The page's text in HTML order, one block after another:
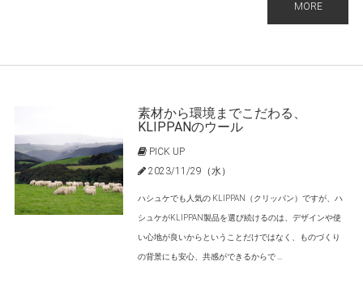
MORE
素材から環境までこだわる、
KLIPPANのウール
PICK UP
2023/11/29（水）
ハシュケでも人気の KLIPPAN（クリッパン）ですが、ハ
シュケがKLIPPAN製品を選び続けるのは、デザインや使
い心地が良いからということだけではなく、ものづくり
の背景にも安心、共感ができるからで ...